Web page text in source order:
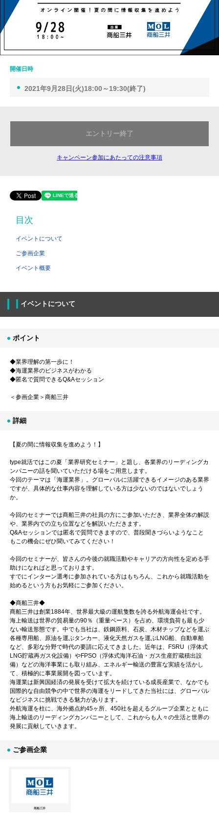
開催日時
2021年9月28日(火)18:00～19:30(終了)
エントリー終了
キャンペーン参加にあたっての注意事項
目次
イベントについて
ご参画企業
イベント概要
イベントについて
ポイント
◆業界理解の第一歩に！
◆海運業界のビジネスがわかる
◆匿名で質問できるQ&Aセッション
＜参画企業＞商船三井
詳細
【夏の間に情報収集を進めよう！】
type就活ではこの夏「業界研究セミナー」と題し、各業界のリーディングカ
ンパニーの話を聞いていただける場をご用意します。
今回のテーマは「海運業界」。グローバルに活躍できるイメージのある業界
ですが、具体的な仕事内容を理解している方は少ないのではないでしょう
か。
今回のセミナーでは商船三井の社員の方にご参加いただき、業界全体の解説
や、業界内での立ち位置などを解説いただきます。
Q&Aセッションでは匿名で質問できますので、普段聞きづらいようなこと
もこの機会にぜひ聞いてみてください！
今回のセミナーが、皆さんの今後の就職活動やキャリアの方向性を定める手
助けになればと思っております。
すでにインターン選考に参加されている方はもちろん、これから就職活動を
始めるという方もお気軽にご参加ください。
◆商船三井◆
商船三井は創業1884年、世界最大級の運航隻数を誇る外航海運会社です。
海上輸送は世界の貿易量の90％（重量ベース）を占め、環境負荷も最も少
ない輸送形態です。中でも当社は、鉄鋼原料、石炭、木材チップなどを運ぶ
各種専用船、原油を運ぶタンカー、液化天然ガスを運ぶLNG船、自動車船
など、多彩な分野で時代の要請に応えてきました。近年は、FSRU（浮体式
LNG貯蔵再ガス化設備）やFPSO（浮体式海洋石油・ガス生産貯蔵積出設
備）などの海洋事業にも取り組み、エネルギー輸送の豊富な実績を活かし
て、積極的に事業展開を図っています。
海運業は新興国経済の発展を受けて拡大を続けている成長産業で、なかでも
国際的な自由競争の中で世界の海運をリードしてきた当社には、グローバル
なビジネスに挑戦できる魅力があります。
外航海運を柱に、海外拠点約45ヶ所、450社を超えるグループ企業とともに
海上輸送のリーディングカンパニーとして、これからも人々の生活と世界の
発展に貢献していきます。
ご参画企業
商船三井